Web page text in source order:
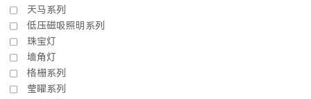
天马系列
低压磁吸照明系列
珠宝灯
墙角灯
格栅系列
莹曜系列